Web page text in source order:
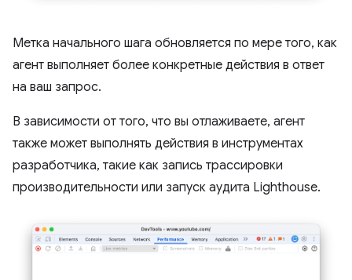
Метка начального шага обновляется по мере того, как
агент выполняет более конкретные действия в ответ
на ваш запрос.
В зависимости от того, что вы отлаживаете, агент
также может выполнять действия в инструментах
разработчика, такие как запись трассировки
производительности или запуск аудита Lighthouse.